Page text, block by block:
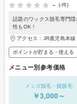
-
(-件)
話題のワックス脱毛専門
性もOK！
アクセス：JR鹿児島本
ポイントが貯まる・使える
メニュー別参考価格
メンズ脱毛・髭脱毛
￥3,000～